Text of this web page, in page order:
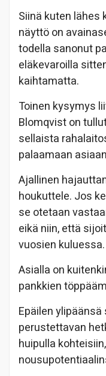
Siinä kuten
näyttö on
todella sanonut
eläkevaroilla
kaihtamatta.
Toinen kysymys
Blomqvist on
sellaista
palaamaan
Ajallinen
houkuttele. Jos
se otetaan
eikä niin, että
vuosien kuluessa.
Asialla on
pankkien
Epäilen
perustettavan
huipulla